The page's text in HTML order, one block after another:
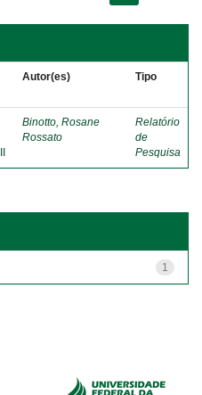
Autor(es) Tipo
Binotto, Rosane
Rossato
Relatório
de
Pesquisa
1